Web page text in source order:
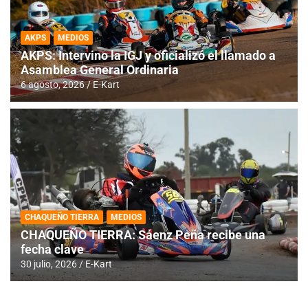
AKPS MEDIOS
AKPS: Intervino la IGJ y oficializó el llamado a
Asamblea General Ordinaria
6 agosto, 2026 E-Kart
CHAQUEÑO TIERRA MEDIOS
CHAQUEÑO TIERRA: Sáenz Peña recibe una
fecha clave
30 julio, 2026 E-Kart